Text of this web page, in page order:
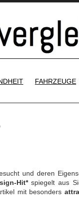
FAHRZEUGE
und deren
Hit*spiegelt aus
mit besonders